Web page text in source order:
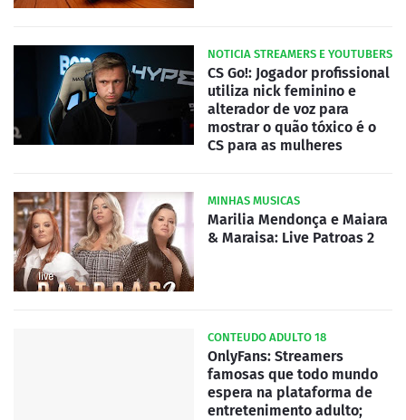
NOTICIA STREAMERS E YOUTUBERS
CS Go!: Jogador profissional
utiliza nick feminino e
alterador de voz para
mostrar o quão tóxico é o
CS para as mulheres
MINHAS MUSICAS
Marilia Mendonça e Maiara
& Maraisa: Live Patroas 2
CONTEUDO ADULTO 18
OnlyFans: Streamers
famosas que todo mundo
espera na plataforma de
entretenimento adulto;